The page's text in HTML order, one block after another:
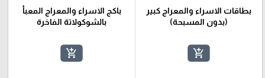
بطاقات الاسراء والمعراج كبير
(بدون المسبحة)
add_shopping_cart
باكج الاسراء والمعراج المعبأ
بالشوكولاتة الفاخرة
add_shopping_cart